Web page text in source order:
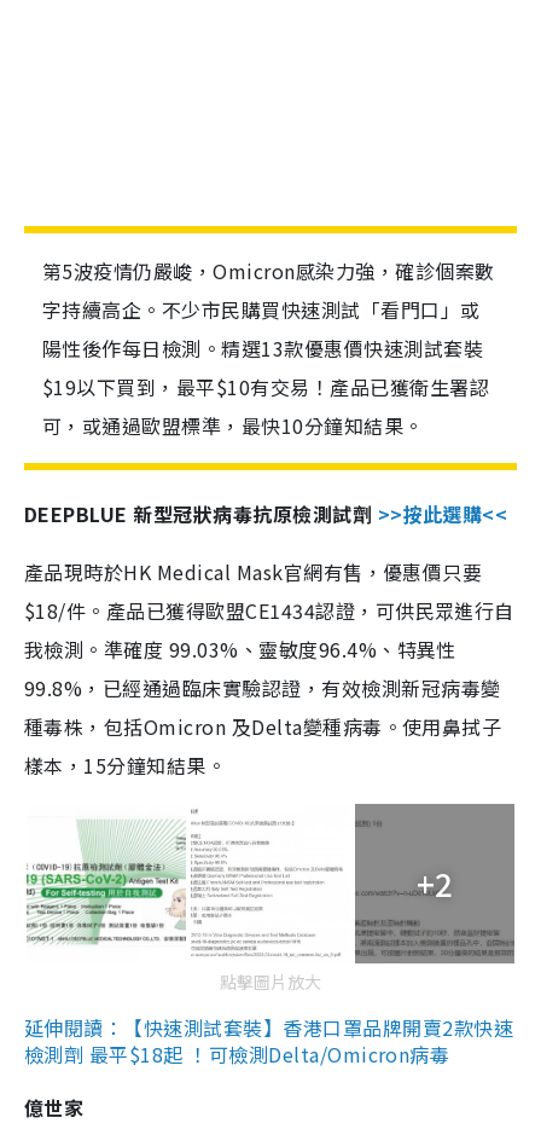
第5波疫情仍嚴峻，Omicron感染力強，確診個案數
字持續高企。不少市民購買快速測試「看門口」或
陽性後作每日檢測。精選13款優惠價快速測試套裝
$19以下買到，最平$10有交易！產品已獲衛生署認
可，或通過歐盟標準，最快10分鐘知結果。
DEEPBLUE 新型冠狀病毒抗原檢測試劑 >>按此選購<<
產品現時於HK Medical Mask官網有售，優惠價只要
$18/件。產品已獲得歐盟CE1434認證，可供民眾進行自
我檢測。準確度 99.03%、靈敏度96.4%、特異性
99.8%，已經通過臨床實驗認證，有效檢測新冠病毒變
種毒株，包括Omicron 及Delta變種病毒。使用鼻拭子
樣本，15分鐘知結果。
+2
點擊圖片放大
延伸閱讀：【快速測試套裝】香港口罩品牌開賣2款快速
檢測劑 最平$18起 ！可檢測Delta/Omicron病毒
億世家